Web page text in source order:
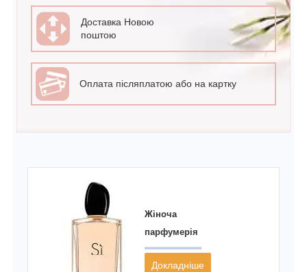
Доставка Новою
поштою
Оплата післяплатою або на картку
Жіноча
парфумерія
Докладніше